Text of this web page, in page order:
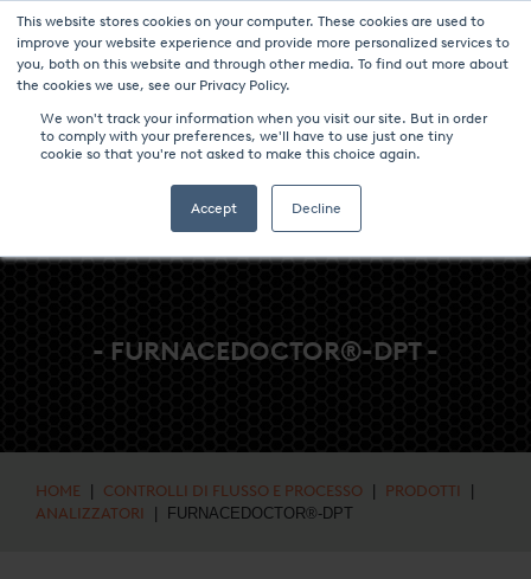
This website stores cookies on your computer. These cookies are used to
improve your website experience and provide more personalized services to
you, both on this website and through other media. To find out more about
the cookies we use, see our Privacy Policy.
We won't track your information when you visit our site. But in order
to comply with your preferences, we'll have to use just one tiny
cookie so that you're not asked to make this choice again.
Accept Decline
NOTIZIE & EVENTI CENTRO MULTIMEDIALE
LAVORA CON NOI
CONTATTO
- FURNACEDOCTOR®-DPT -
HOME CONTROLLI DI FLUSSO E PROCESSO PRODOTTI
ANALIZZATORI
| FURNACEDOCTOR®-DPT